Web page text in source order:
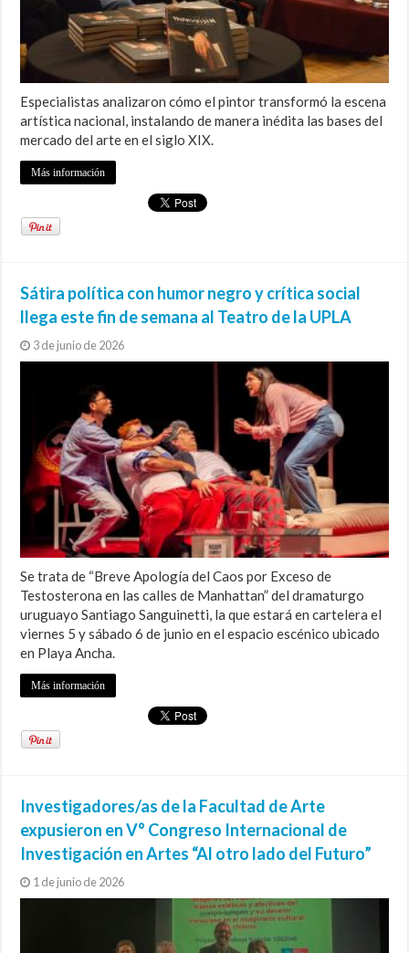
Especialistas analizaron cómo el pintor transformó la escena
artística nacional, instalando de manera inédita las bases del
mercado del arte en el siglo XIX.
Más información
Sátira política con humor negro y crítica social
llega este fin de semana al Teatro de la UPLA
3 de junio de 2026
Se trata de “Breve Apología del Caos por Exceso de
Testosterona en las calles de Manhattan” del dramaturgo
uruguayo Santiago Sanguinetti, la que estará en cartelera el
viernes 5 y sábado 6 de junio en el espacio escénico ubicado
en Playa Ancha.
Más información
Investigadores/as de la Facultad de Arte
expusieron en V° Congreso Internacional de
Investigación en Artes “Al otro lado del Futuro”
1 de junio de 2026